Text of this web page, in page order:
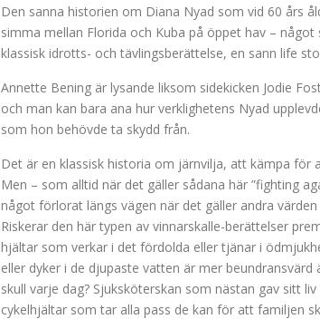
Den sanna historien om Diana Nyad som vid 60 års
simma mellan Florida och Kuba på öppet hav –
klassisk idrotts- och tävlingsberättelse, en sann life
Annette Bening är lysande liksom sidekicken Jodie
och man kan bara ana hur verklighetens Nyad
som hon behövde ta skydd från.
Det är en klassisk historia om järnvilja, att kämpa för
Men – som alltid när det gäller sådana här ”fighting
något förlorat längs vägen när det gäller andra
Riskerar den här typen av vinnarskalle-berättelser
hjältar som verkar i det fördolda eller tjänar i
eller dyker i de djupaste vatten är mer
skull varje dag? Sjuksköterskan som nästan gav sitt
cykelhjältar som tar alla pass de kan för att familjen